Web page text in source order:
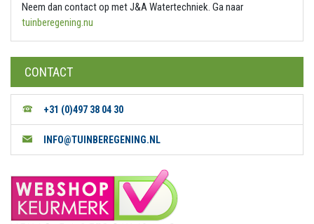
Neem dan contact op met J&A Watertechniek. Ga naar
tuinberegening.nu
CONTACT
+31 (0)497 38 04 30
INFO@TUINBEREGENING.NL